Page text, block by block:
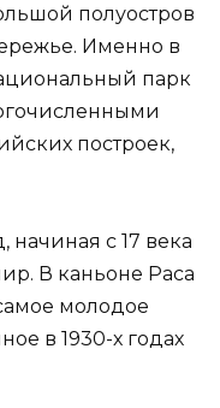
полуостров
Именно в
парк
построек,
с 17 века
В каньоне Раса
молодое
в 1930-х годах